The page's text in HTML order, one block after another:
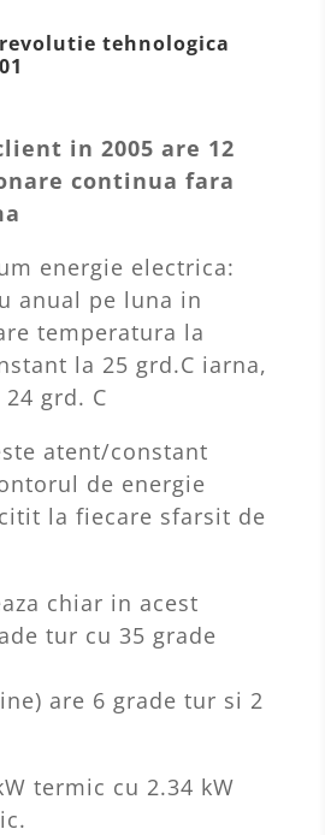
revolutie tehnologica
in 2005 are 12
continua fara
energie electrica:
anual pe luna in
temperatura la
la 25 grd.C iarna,
grd. C
atent/constant
de energie
la fiecare sfarsit de
chiar in acest
tur cu 35 grade
are 6 grade tur si 2
termic cu 2.34 kW